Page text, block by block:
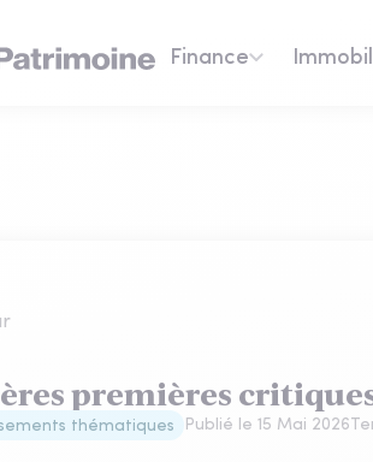
Finance
premières
thématiques Publié le 15 Mai 2026